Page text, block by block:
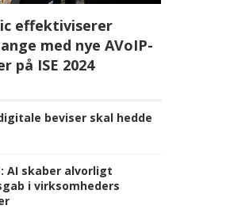
effektiviserer
med nye AVoIP-
på ISE 2024
beviser skal hedde
AI skaber alvorligt
i virksomheders